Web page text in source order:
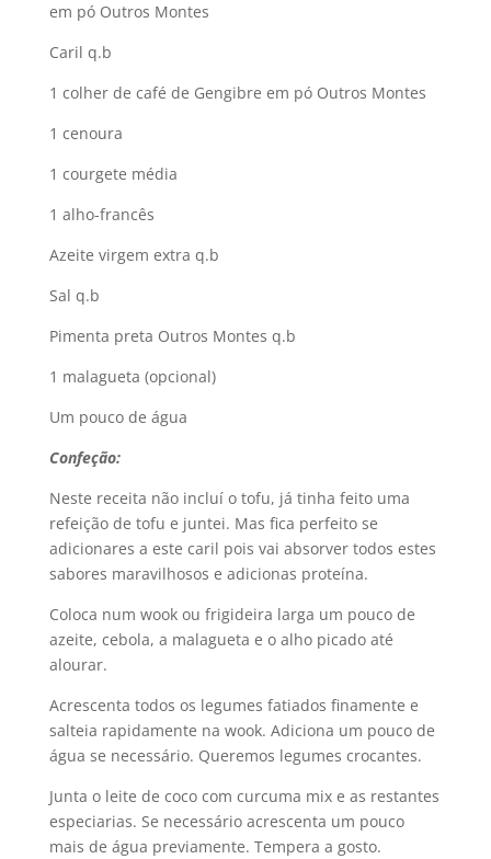
em pó Outros Montes
Caril q.b
1 colher de café de Gengibre em pó Outros Montes
1 cenoura
1 courgete média
1 alho-francês
Azeite virgem extra q.b
Sal q.b
Pimenta preta Outros Montes q.b
1 malagueta (opcional)
Um pouco de água
Confeção:
Neste receita não incluí o tofu, já tinha feito uma
refeição de tofu e juntei. Mas fica perfeito se
adicionares a este caril pois vai absorver todos estes
sabores maravilhosos e adicionas proteína.
Coloca num wook ou frigideira larga um pouco de
azeite, cebola, a malagueta e o alho picado até
alourar.
Acrescenta todos os legumes fatiados finamente e
salteia rapidamente na wook. Adiciona um pouco de
água se necessário. Queremos legumes crocantes.
Junta o leite de coco com curcuma mix e as restantes
especiarias. Se necessário acrescenta um pouco
mais de água previamente. Tempera a gosto.